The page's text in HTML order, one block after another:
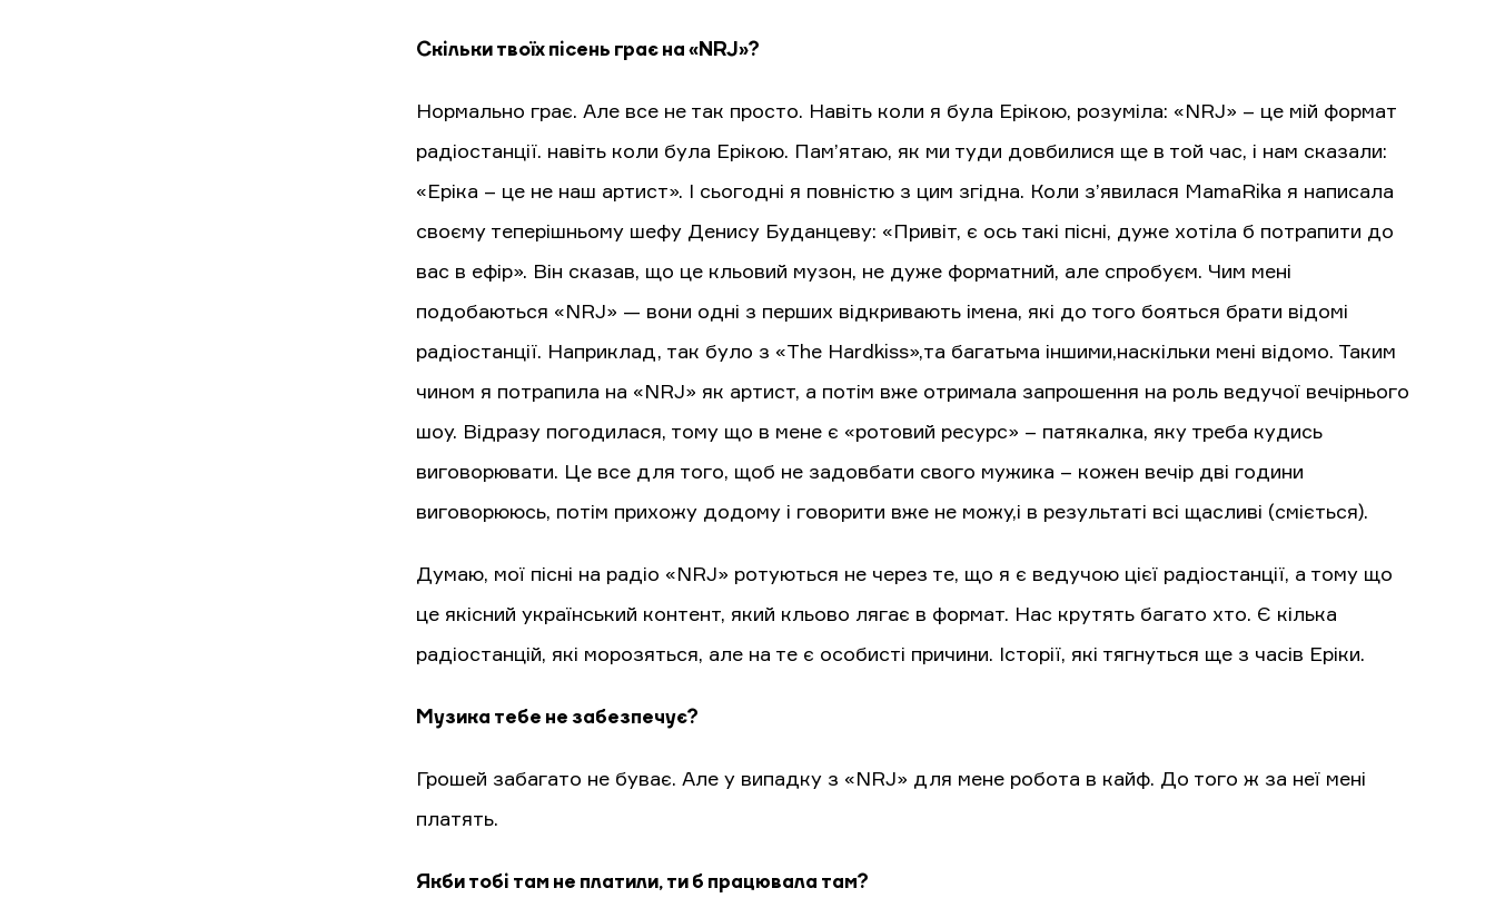
Скільки твоїх пісень грає на «NRJ»?
Нормально грає. Але все не так просто. Навіть коли я була Ерікою, розуміла: «NRJ» – це мій формат
радіостанції. навіть коли була Ерікою. Пам’ятаю, як ми туди довбилися ще в той час, і нам сказали:
«Еріка – це не наш артист». І сьогодні я повністю з цим згідна. Коли з’явилася MamaRika я написала
своєму теперішньому шефу Денису Буданцеву: «Привіт, є ось такі пісні, дуже хотіла б потрапити до
вас в ефір». Він сказав, що це кльовий музон, не дуже форматний, але спробуєм. Чим мені
подобаються «NRJ» — вони одні з перших відкривають імена, які до того бояться брати відомі
радіостанції. Наприклад, так було з «The Hardkiss»,та багатьма іншими,наскільки мені відомо. Таким
чином я потрапила на «NRJ» як артист, а потім вже отримала запрошення на роль ведучої вечірнього
шоу. Відразу погодилася, тому що в мене є «ротовий ресурс» – патякалка, яку треба кудись
виговорювати. Це все для того, щоб не задовбати свого мужика – кожен вечір дві години
виговорююсь, потім прихожу додому і говорити вже не можу,і в результаті всі щасливі (сміється).
Думаю, мої пісні на радіо «NRJ» ротуються не через те, що я є ведучою цієї радіостанції, а тому що
це якісний український контент, який кльово лягає в формат. Нас крутять багато хто. Є кілька
радіостанцій, які морозяться, але на те є особисті причини. Історії, які тягнуться ще з часів Еріки.
Музика тебе не забезпечує?
Грошей забагато не буває. Але у випадку з «NRJ» для мене робота в кайф. До того ж за неї мені
платять.
Якби тобі там не платили, ти б працювала там?